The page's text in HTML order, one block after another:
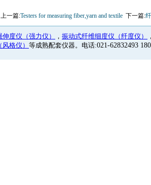
上一篇:Testers for measuring fiber,yarn and textile 下一篇: